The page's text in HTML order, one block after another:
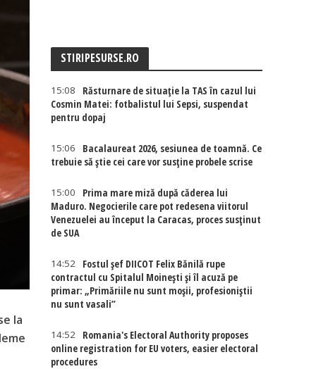
la
STIRIPESURSE.RO
15:08
Răsturnare de situație la TAS în cazul lui
Cosmin Matei: fotbalistul lui Sepsi, suspendat
pentru dopaj
15:06
Bacalaureat 2026, sesiunea de toamnă. Ce
trebuie să știe cei care vor susține probele scrise
15:00
Prima mare miză după căderea lui
Maduro. Negocierile care pot redesena viitorul
Venezuelei au început la Caracas, proces susținut
de SUA
14:52
Fostul șef DIICOT Felix Bănilă rupe
contractul cu Spitalul Moinești și îl acuză pe
primar: „Primăriile nu sunt moșii, profesioniștii
nu sunt vasali”
14:52
Romania's Electoral Authority proposes
online registration for EU voters, easier electoral
procedures